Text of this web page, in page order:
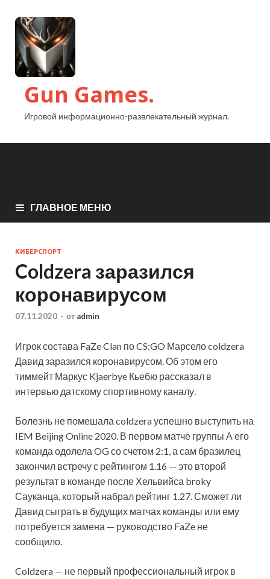
Gun Games.
Игровой информационно-развлекательный журнал.
ГЛАВНОЕ МЕНЮ
КИБЕРСПОРТ
Coldzera заразился
коронавирусом
07.11.2020 - от admin
Игрок состава FaZe Clan по CS:GO Марсело coldzera
Давид заразился коронавирусом. Об этом его
тиммейт Маркус Kjaerbye Кьебю рассказал в
интервью датскому спортивному каналу.
Болезнь не помешала coldzera успешно выступить на
IEM Beijing Online 2020. В первом матче группы А его
команда одолела OGсо счетом 2:1, а сам бразилец
закончил встречу с рейтингом 1.16 — это второй
результат в команде после Хельвийса broky
Сауканца, который набрал рейтинг 1.27. Сможет ли
Давид сыграть в будущих матчах команды или ему
потребуется замена — руководство FaZe не
сообщило.
Coldzera — не первый профессиональный игрок в